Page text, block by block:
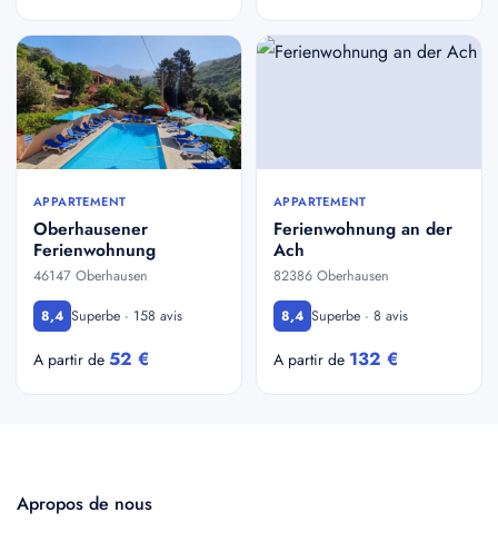
APPARTEMENT
Oberhausener
Ferienwohnung
46147 Oberhausen
8,4 Superbe · 158 avis
A partir de 52 €
APPARTEMENT
Ferienwohnung an der
Ach
82386 Oberhausen
8,4 Superbe · 8 avis
A partir de 132 €
Apropos de nous